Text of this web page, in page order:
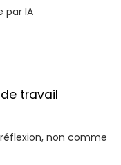
par IA
travail
non comme